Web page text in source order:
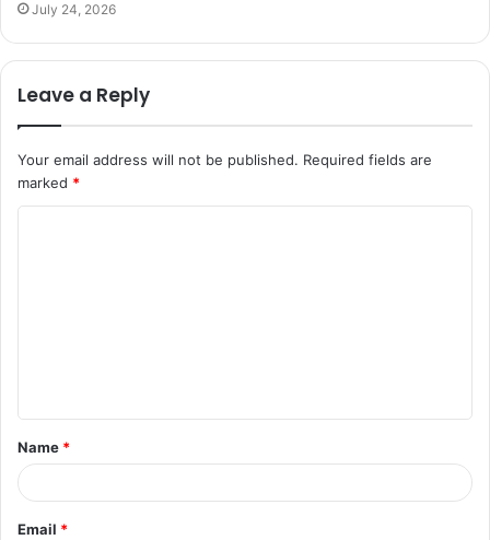
July 24, 2026
Leave a Reply
Your email address will not be published. Required fields are
marked *
t
*
Name *
Email *